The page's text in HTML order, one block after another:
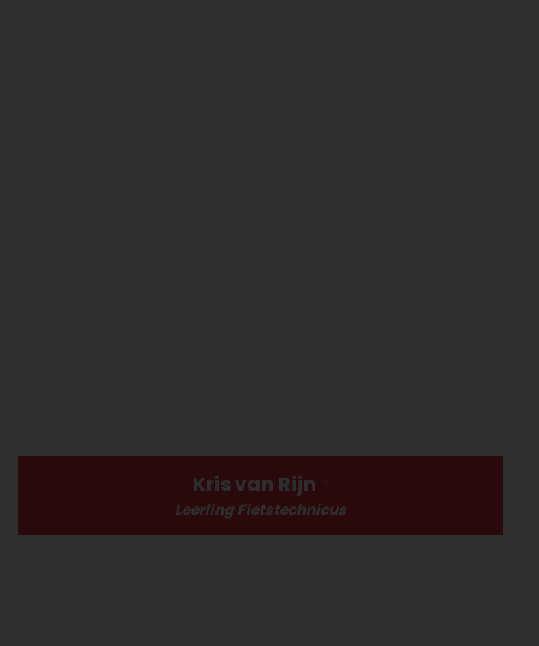
Kris van Rijn
Leerling Fietstechnicus